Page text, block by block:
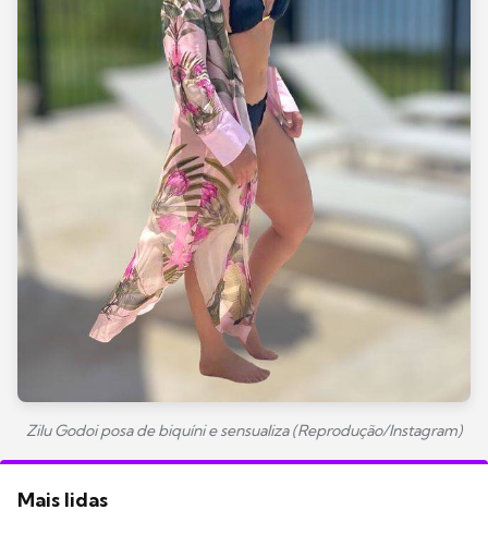
Zilu Godoi posa de biquíni e sensualiza (Reprodução/Instagram)
Mais lidas